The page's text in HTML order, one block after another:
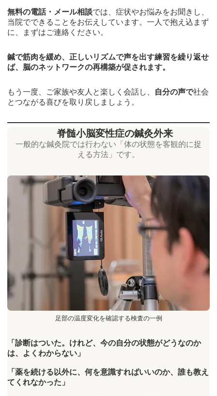
無料の電話・メール相談では、症状やお悩みをお聞きし、
当院でできることをお伝えしています。一人で抱え込まず
に、まずはご連絡ください。
鍼で筋肉を緩め、正しいリズムで声を出す練習を繰り返せ
ば、脳のネットワークの再構築が促されます。
もう一度、ご家族や友人と楽しく会話し、 自分の声で社会
とつながる喜びを取り戻しましょう。
脊髄小脳変性症の鍼灸外来
一般的な鍼灸院では行わない「体の状態を客観的に捉
える方法」です。
足部の温度変化を確認する検査の一例
「診断はついた。けれど、今の自分の状態がどうなのか
は、よくわからない」
「薬を続ける以外に、何を意識すればいいのか、誰も教え
てくれなかった」